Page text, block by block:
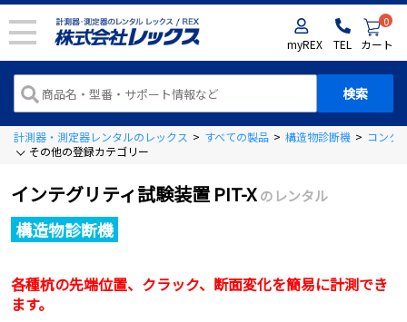
myREX TEL
0
カート
計測器・測定器レンタルのレックス > すべての製品 > 構造物診断機 > コンク
その他の登録カテゴリー
インテグリティ試験装置 PIT-X のレンタル
構造物診断機
各種杭の先端位置、クラック、断面変化を簡易に計測でき
ます。